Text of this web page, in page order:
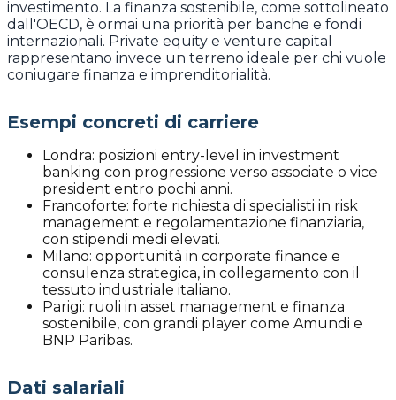
investimento. La finanza sostenibile, come sottolineato
dall'OECD, è ormai una priorità per banche e fondi
internazionali. Private equity e venture capital
rappresentano invece un terreno ideale per chi vuole
coniugare finanza e imprenditorialità.
Esempi concreti di carriere
Londra: posizioni entry-level in investment
banking con progressione verso associate o vice
president entro pochi anni.
Francoforte: forte richiesta di specialisti in risk
management e regolamentazione finanziaria,
con stipendi medi elevati.
Milano: opportunità in corporate finance e
consulenza strategica, in collegamento con il
tessuto industriale italiano.
Parigi: ruoli in asset management e finanza
sostenibile, con grandi player come Amundi e
BNP Paribas.
Dati salariali